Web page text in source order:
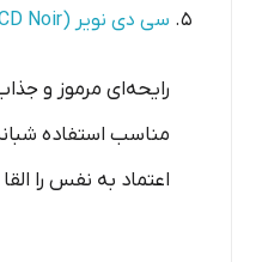
سی دی نویر (Christian Dior CD Noir)
رایحه‌ای مرموز و
مناسب استفاده
اعتماد به نفس را